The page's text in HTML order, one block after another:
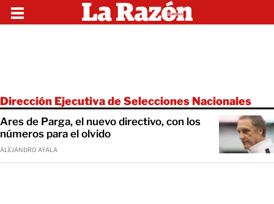
Dirección Ejecutiva de Selecciones Nacionales
Ares de Parga, el nuevo directivo, con los
números para el olvido
ALEJANDRO AYALA